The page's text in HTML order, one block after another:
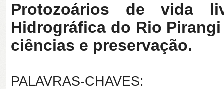
Protozoários de vida
Hidrográfica do Rio
ciências e preservação.
PALAVRAS-CHAVES: